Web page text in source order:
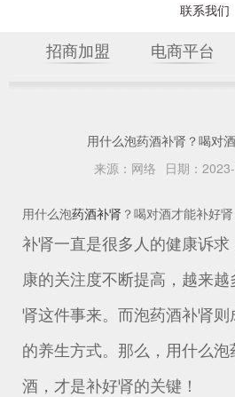
联系我们
招商加盟 电商平台
用什么泡药酒补肾？喝对
来源： 网络 日期：
用什么泡药酒补肾 ？喝对酒才能补好肾
补肾一直是很多人的健康诉
康的关注度不断提高，越来
肾这件事来。而泡药酒补肾
的养生方式。那么，用什么
酒，才是补好肾的关键！